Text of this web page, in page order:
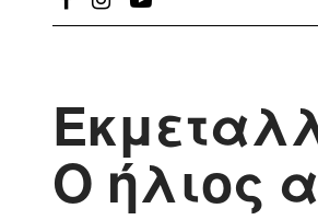
Ο ήλιος